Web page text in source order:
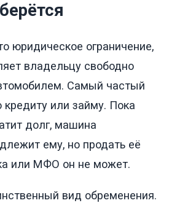
юридическое ограничение,
владельцу свободно
Самый частый
кредиту или займу. Пока
долг, машина
ему, но продать её
или МФО он не может.
вид обременения.